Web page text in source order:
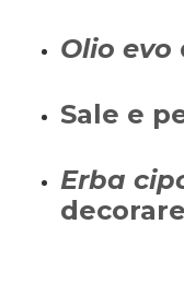
Olio evo
Sale e
Erba
decorare